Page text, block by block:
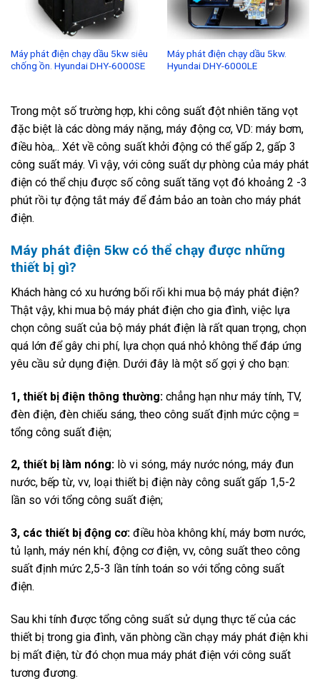
Máy phát điện chạy dầu 5kw siêu
chống ồn. Hyundai DHY-6000SE
Máy phát điện chạy dầu 5kw.
Hyundai DHY-6000LE
Trong một số trường hợp, khi công suất đột nhiên tăng vọt
đặc biệt là các dòng máy nặng, máy động cơ, VD: máy bơm,
điều hòa,.. Xét về công suất khởi động có thể gấp 2, gấp 3
công suất máy. Vì vậy, với công suất dự phòng của máy phát
điện có thể chịu được số công suất tăng vọt đó khoảng 2 -3
phút rồi tự động tắt máy để đảm bảo an toàn cho máy phát
điện.
Máy phát điện 5kw có thể chạy được những
thiết bị gì?
Khách hàng có xu hướng bối rối khi mua bộ máy phát điện?
Thật vậy, khi mua bộ máy phát điện cho gia đình, việc lựa
chọn công suất của bộ máy phát điện là rất quan trọng, chọn
quá lớn để gây chi phí, lựa chọn quá nhỏ không thể đáp ứng
yêu cầu sử dụng điện. Dưới đây là một số gợi ý cho bạn:
1, thiết bị điện thông thường: chẳng hạn như máy tính, TV,
đèn điện, đèn chiếu sáng, theo công suất định mức cộng =
tổng công suất điện;
2, thiết bị làm nóng: lò vi sóng, máy nước nóng, máy đun
nước, bếp từ, vv, loại thiết bị điện này công suất gấp 1,5-2
lần so với tổng công suất điện;
3, các thiết bị động cơ: điều hòa không khí, máy bơm nước,
tủ lạnh, máy nén khí, động cơ điện, vv, công suất theo công
suất định mức 2,5-3 lần tính toán so với tổng công suất
điện.
Sau khi tính được tổng công suất sử dụng thực tế của các
thiết bị trong gia đình, văn phòng cần chạy máy phát điện khi
bị mất điện, từ đó chọn mua máy phát điện với công suất
tương đương.